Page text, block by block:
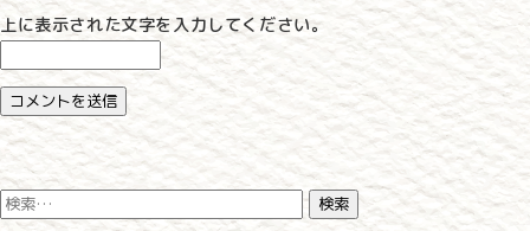
上に表示された文字を入力してください。
検